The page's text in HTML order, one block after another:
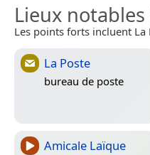
Lieux
Les points forts incluent La
La Poste
bureau de poste
Amicale Laïque